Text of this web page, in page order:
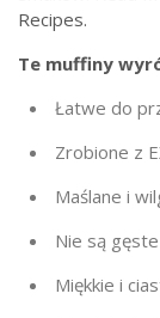
Recipes.
Te muffiny
Łatwe do
Zrobione z
Maślane i
Nie są gęste
Miękkie i